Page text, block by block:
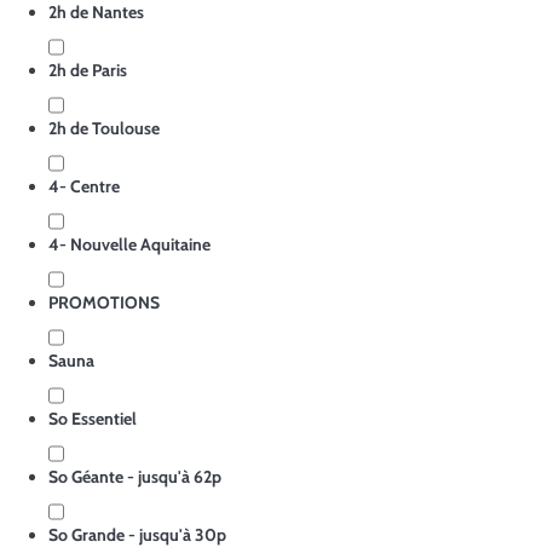
2h de Nantes
2h de Paris
2h de Toulouse
4- Centre
4- Nouvelle Aquitaine
PROMOTIONS
Sauna
So Essentiel
So Géante - jusqu'à 62p
So Grande - jusqu'à 30p